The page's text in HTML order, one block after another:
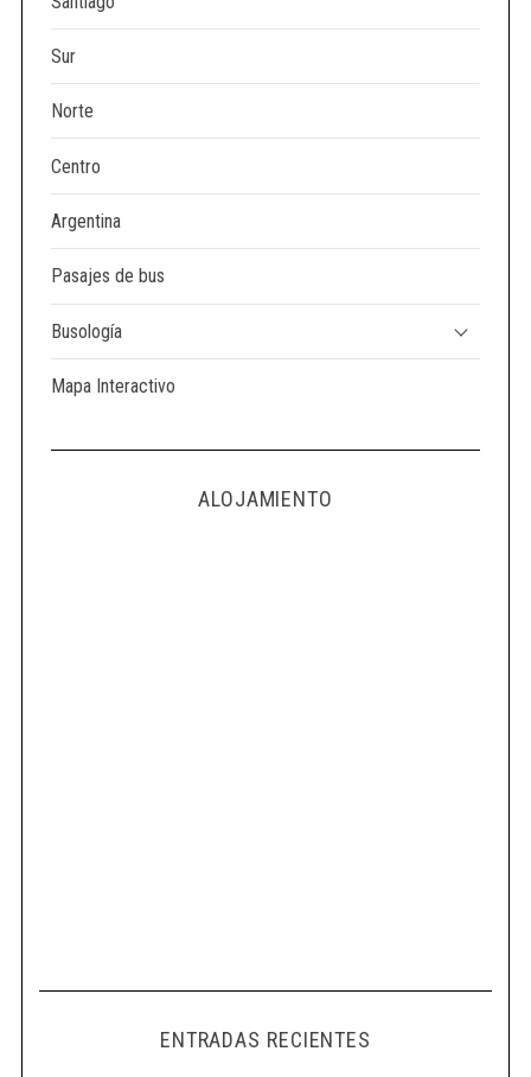
Sur
Norte
Centro
Argentina
Pasajes de bus
Busología
Mapa Interactivo
ALOJAMIENTO
ENTRADAS RECIENTES